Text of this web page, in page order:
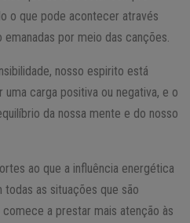
o que pode acontecer através
por meio das canções.
nosso espirito está
carga positiva ou negativa, e o
da nossa mente e do nosso
ao que a influência energética
todas as situações que são
a prestar mais atenção às